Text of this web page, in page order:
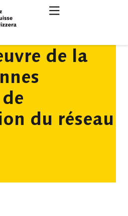
de la
du réseau